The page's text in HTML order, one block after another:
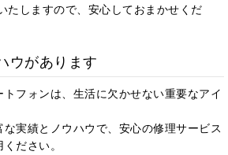
たしますので、安心しておまかせくだ
ウがあります
フォンは、生活に欠かせない重要なアイ
実績とノウハウで、安心の修理サービス
ださい。